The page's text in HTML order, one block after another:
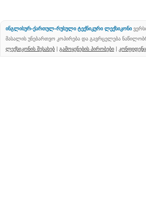
ინგლისურ-ქართულ-რუსული ტექნიკური ლექსიკონი
მასალის უნებართვო კოპირება და გავრცელება
ლექსიკონის შესახებ | გამოყენების პირობები |